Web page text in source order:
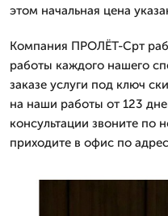
этом начальная цена
Компания ПРОЛЁТ-Срт
работы каждого нашего
заказе услуги под ключ
на наши работы от 123
консультации звоните по
приходите в офис по